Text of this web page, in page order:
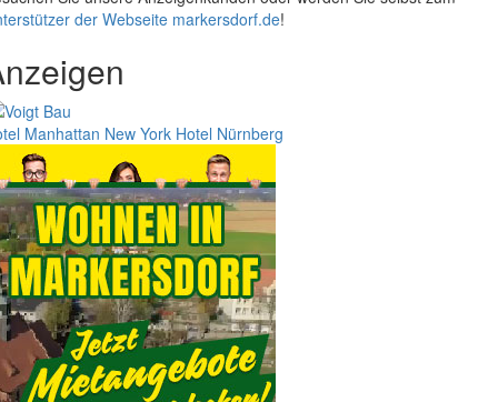
der Webseite markersdorf.de!
Manhattan New York Hotel Nürnberg